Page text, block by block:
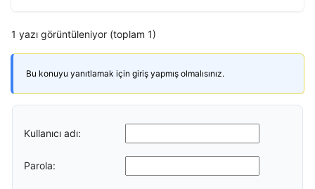
1 yazı görüntüleniyor (toplam 1)
Bu konuyu yanıtlamak için giriş yapmış olmalısınız.
Kullanıcı adı:
Parola: